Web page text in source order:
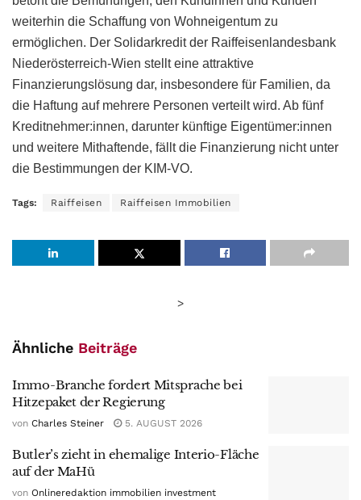
weiterhin die Schaffung von Wohneigentum zu
ermöglichen. Der Solidarkredit der Raiffeisenlandesbank
Niederösterreich-Wien stellt eine attraktive
Finanzierungslösung dar, insbesondere für Familien, da
die Haftung auf mehrere Personen verteilt wird. Ab fünf
Kreditnehmer:innen, darunter künftige Eigentümer:innen
und weitere Mithaftende, fällt die Finanzierung nicht unter
die Bestimmungen der KIM-VO.
Tags: Raiffeisen Raiffeisen Immobilien
>
Ähnliche Beiträge
Immo-Branche fordert Mitsprache bei
Hitzepaket der Regierung
von Charles Steiner 5. AUGUST 2026
Butler’s zieht in ehemalige Interio-Fläche
auf der MaHü
von Onlineredaktion immobilien investment